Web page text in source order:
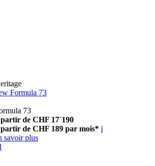
Formula 73
73
de CHF 17´190
de CHF 189 par mois* i
savoir plus